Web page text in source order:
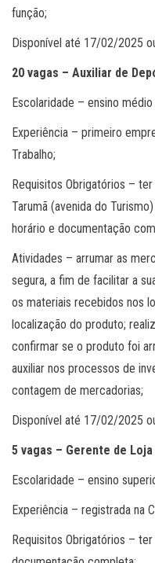
função;
Disponível até 17/02/2025
20 vagas – Auxiliar de
Escolaridade – ensino
Experiência – primeiro
Trabalho;
Requisitos Obrigatórios –
Tarumã (avenida do
horário e documentação
Atividades – arrumar as
segura, a fim de facilitar a
os materiais recebidos nos
localização do produto;
confirmar se o produto foi
auxiliar nos processos de
contagem de mercadorias;
Disponível até 17/02/2025
5 vagas – Gerente de Loja
Escolaridade – ensino
Experiência – registrada na
Requisitos Obrigatórios –